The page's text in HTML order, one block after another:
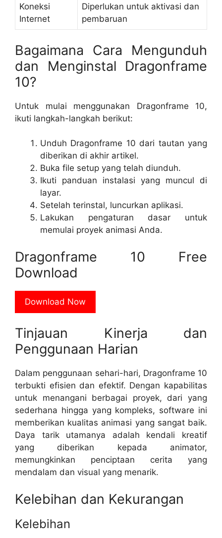
Koneksi
Internet
Diperlukan untuk aktivasi dan
pembaruan
Bagaimana Cara Mengunduh
dan Menginstal Dragonframe
10?
Untuk mulai menggunakan Dragonframe 10,
ikuti langkah-langkah berikut:
Unduh Dragonframe 10 dari tautan yang
diberikan di akhir artikel.
Buka file setup yang telah diunduh.
Ikuti panduan instalasi yang muncul di
layar.
Setelah terinstal, luncurkan aplikasi.
Lakukan pengaturan dasar untuk
memulai proyek animasi Anda.
Dragonframe 10 Free
Download
Download Now
Tinjauan Kinerja dan
Penggunaan Harian
Dalam penggunaan sehari-hari, Dragonframe 10
terbukti efisien dan efektif. Dengan kapabilitas
untuk menangani berbagai proyek, dari yang
sederhana hingga yang kompleks, software ini
memberikan kualitas animasi yang sangat baik.
Daya tarik utamanya adalah kendali kreatif
yang diberikan kepada animator,
memungkinkan penciptaan cerita yang
mendalam dan visual yang menarik.
Kelebihan dan Kekurangan
Kelebihan